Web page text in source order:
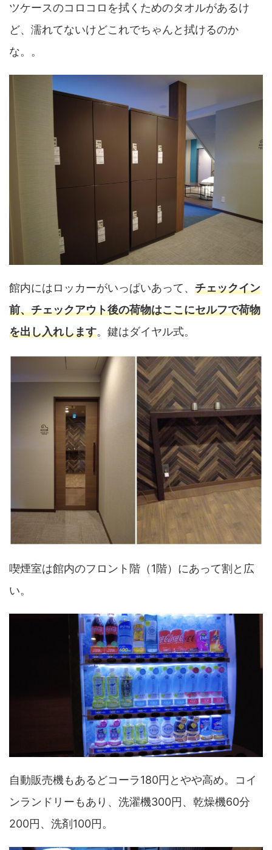
ツケースのコロコロを拭くためのタオルがあるけ
ど、濡れてないけどこれでちゃんと拭けるのか
な。。
館内にはロッカーがいっぱいあって、 チェックイン
前、チェックアウト後の荷物はここにセルフで荷物
を出し入れします。鍵はダイヤル式。
喫煙室は館内のフロント階（1階）にあって割と広
い。
自動販売機もあるどコーラ180円とやや高め。コイ
ンランドリーもあり、洗濯機300円、乾燥機60分
200円、洗剤100円。